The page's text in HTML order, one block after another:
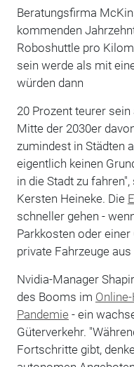
Beratungsfirma
kommenden
Roboshuttle pro
sein werde als mit
würden dann
20 Prozent teurer
Mitte der 2030er
zumindest in Städten
eigentlich keinen
in die Stadt zu
Kersten Heineke. Die
schneller gehen -
Parkkosten oder
private Fahrzeuge
Nvidia-Manager
des Booms im
Pandemie - ein
Güterverkehr.
Fortschritte gibt,